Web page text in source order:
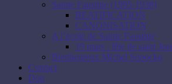
Sainte Faustine (1905-1938)
BEATIFICATION
CANONISATION
A l’école de Sainte Faustine
19 mars : fête de saint
Bienheureux Michel Sopocko
Contact
Don